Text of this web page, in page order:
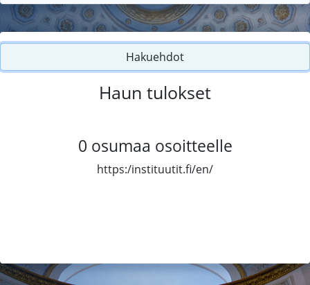
Hakuehdot
Haun tulokset
0 osumaa osoitteelle
https:/instituutit.fi/en/